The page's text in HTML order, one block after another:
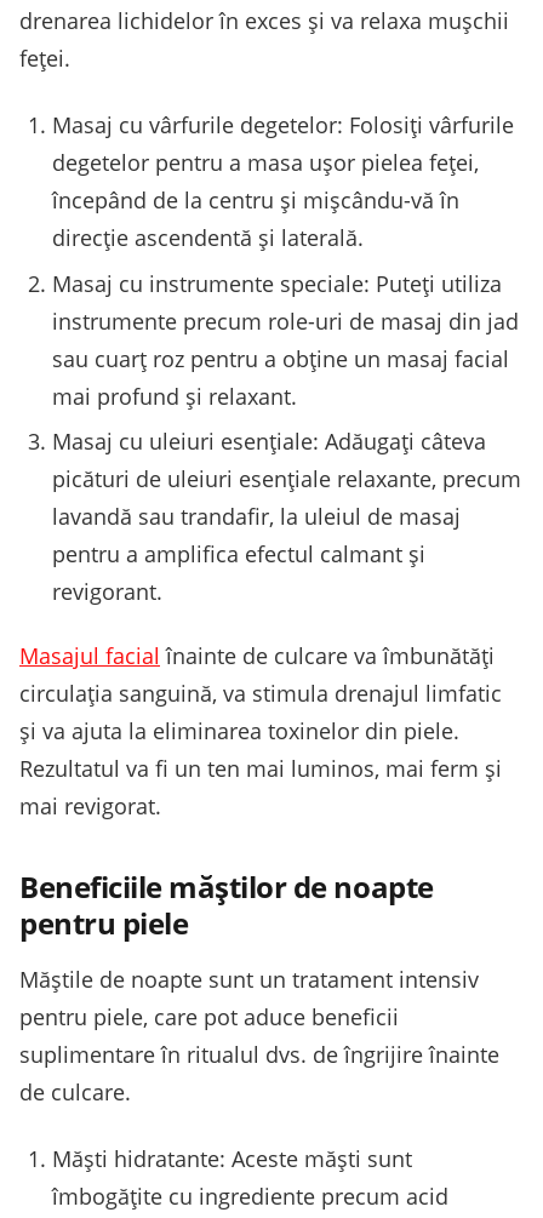
drenarea lichidelor în exces și va relaxa mușchii
feței.
Masaj cu vârfurile degetelor: Folosiți vârfurile
degetelor pentru a masa ușor pielea feței,
începând de la centru și mișcându-vă în
direcție ascendentă și laterală.
Masaj cu instrumente speciale: Puteți utiliza
instrumente precum role-uri de masaj din jad
sau cuarț roz pentru a obține un masaj facial
mai profund și relaxant.
Masaj cu uleiuri esențiale: Adăugați câteva
picături de uleiuri esențiale relaxante, precum
lavandă sau trandafir, la uleiul de masaj
pentru a amplifica efectul calmant și
revigorant.
Masajul facial înainte de culcare va îmbunătăți
circulația sanguină, va stimula drenajul limfatic
și va ajuta la eliminarea toxinelor din piele.
Rezultatul va fi un ten mai luminos, mai ferm și
mai revigorat.
Beneficiile măștilor de noapte
pentru piele
Măștile de noapte sunt un tratament intensiv
pentru piele, care pot aduce beneficii
suplimentare în ritualul dvs. de îngrijire înainte
de culcare.
Măști hidratante: Aceste măști sunt
îmbogățite cu ingrediente precum acid